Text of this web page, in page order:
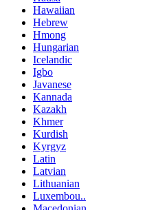
Hawaiian
Hebrew
Hmong
Hungarian
Icelandic
Igbo
Javanese
Kannada
Kazakh
Khmer
Kurdish
Kyrgyz
Latin
Latvian
Lithuanian
Luxembou..